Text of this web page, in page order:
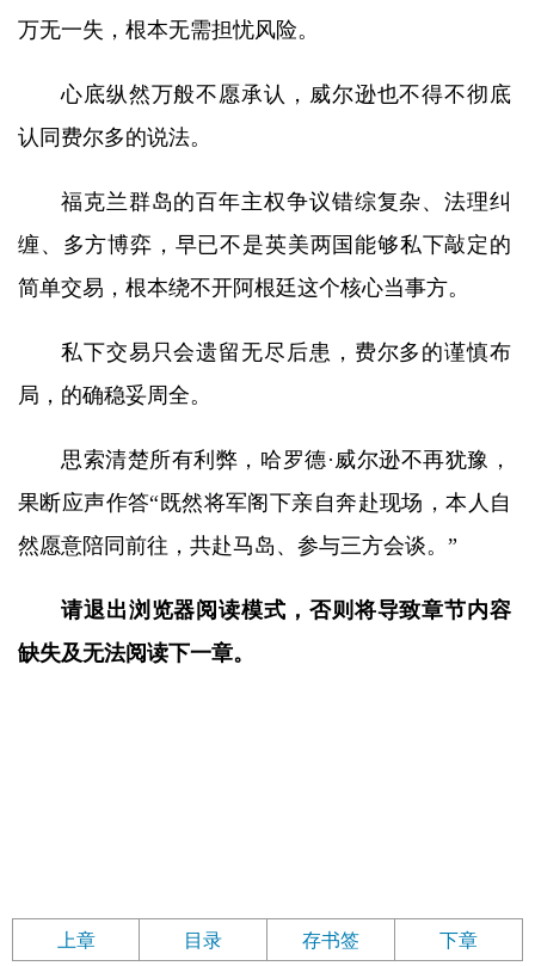
万无一失，根本无需担忧风险。
心底纵然万般不愿承认，威尔逊也不得不彻底
认同费尔多的说法。
福克兰群岛的百年主权争议错综复杂、法理纠
缠、多方博弈，早已不是英美两国能够私下敲定的
简单交易，根本绕不开阿根廷这个核心当事方。
私下交易只会遗留无尽后患，费尔多的谨慎布
局，的确稳妥周全。
思索清楚所有利弊，哈罗德·威尔逊不再犹豫，
果断应声作答“既然将军阁下亲自奔赴现场，本人自
然愿意陪同前往，共赴马岛、参与三方会谈。”
请退出浏览器阅读模式，否则将导致章节内容
缺失及无法阅读下一章。
上章 目录 存书签 下章